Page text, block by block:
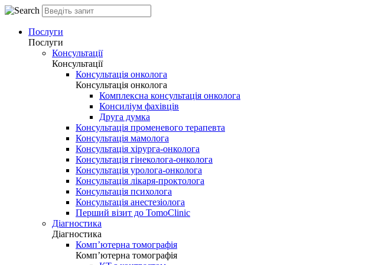
Послуги
Послуги
Консультації
Консультації
Консультація онколога
Консультація онколога
Комплексна консультація онколога
Консиліум фахівців
Друга думка
Консультація променевого терапевта
Консультація мамолога
Консультація хірурга-онколога
Консультація гінеколога-онколога
Консультація уролога-онколога
Консультація лікаря-проктолога
Консультація психолога
Консультація анестезіолога
Перший візит до TomoClinic
Діагностика
Діагностика
Комп’ютерна томографія
Комп’ютерна томографія